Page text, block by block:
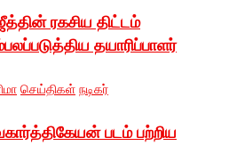
ரகசிய திட்டம்
தயாரிப்பாளர்
செய்திகள் நடிகர்
படம் பற்றிய